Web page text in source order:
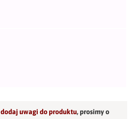
dodaj uwagi do produktu,prosimy o